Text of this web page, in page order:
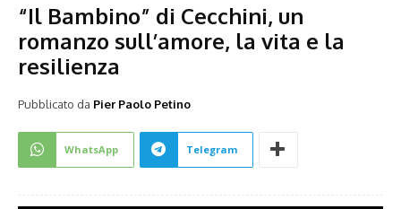
“Il Bambino” di Cecchini, un
romanzo sull’amore, la vita e la
resilienza
Pubblicato da Pier Paolo Petino
WhatsApp Telegram